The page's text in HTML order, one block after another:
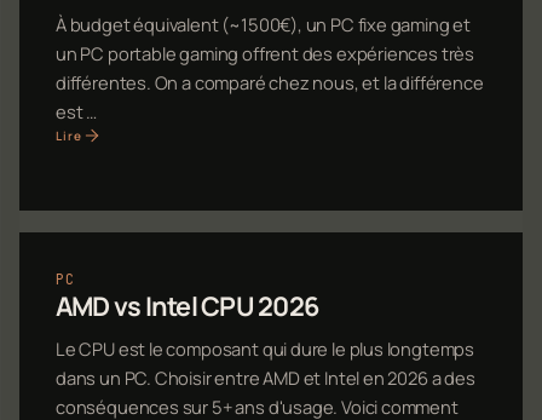
À budget équivalent (~1500€), un PC fixe gaming et
un PC portable gaming offrent des expériences très
différentes. On a comparé chez nous, et la différence
est …
Lire
PC
AMD vs Intel CPU 2026
Le CPU est le composant qui dure le plus longtemps
dans un PC. Choisir entre AMD et Intel en 2026 a des
conséquences sur 5+ ans d'usage. Voici comment